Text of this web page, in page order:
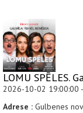
LOMU SPĒLES.
2026-10-02 19:00:00
Adrese : Gulbenes